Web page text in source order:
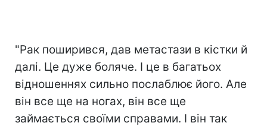
"Рак поширився, дав метастази в кістки й
далі. Це дуже боляче. І це в багатьох
відношеннях сильно послаблює його. Але
він все ще на ногах, він все ще
займається своїми справами. І він так